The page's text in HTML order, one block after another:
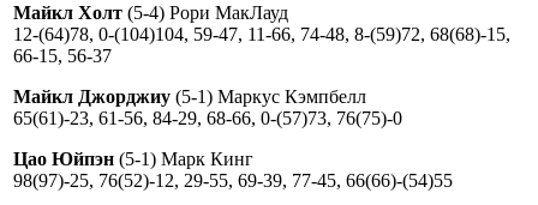
Майкл Холт (5-4) Рори МакЛауд
12-(64)78, 0-(104)104, 59-47, 11-66, 74-48, 8-(59)72, 68(68)-15,
66-15, 56-37
Майкл Джорджиу (5-1) Маркус Кэмпбелл
65(61)-23, 61-56, 84-29, 68-66, 0-(57)73, 76(75)-0
Цао Юйпэн (5-1) Марк Кинг
98(97)-25, 76(52)-12, 29-55, 69-39, 77-45, 66(66)-(54)55